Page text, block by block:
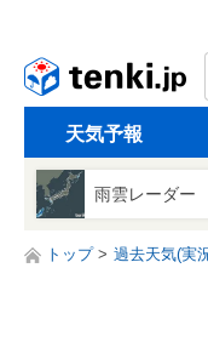
天気予報
雨雲レーダー
トップ 過去天気(実